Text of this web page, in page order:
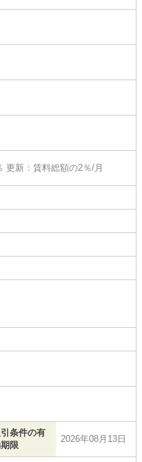
更新：賃料総額の2％/月
条件の有
限
2026年08月13日